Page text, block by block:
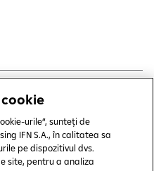
IFN SA
urile”, sunteți de
IFN S.A., în calitatea sa
pe dispozitivul dvs.
site, pentru a analiza